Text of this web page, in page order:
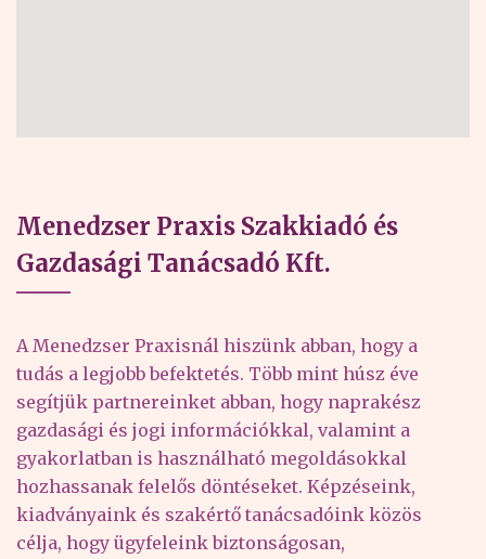
Menedzser Praxis Szakkiadó és
Gazdasági Tanácsadó Kft.
A Menedzser Praxisnál hiszünk abban, hogy a
tudás a legjobb befektetés. Több mint húsz éve
segítjük partnereinket abban, hogy naprakész
gazdasági és jogi információkkal, valamint a
gyakorlatban is használható megoldásokkal
hozhassanak felelős döntéseket. Képzéseink,
kiadványaink és szakértő tanácsadóink közös
célja, hogy ügyfeleink biztonságosan,